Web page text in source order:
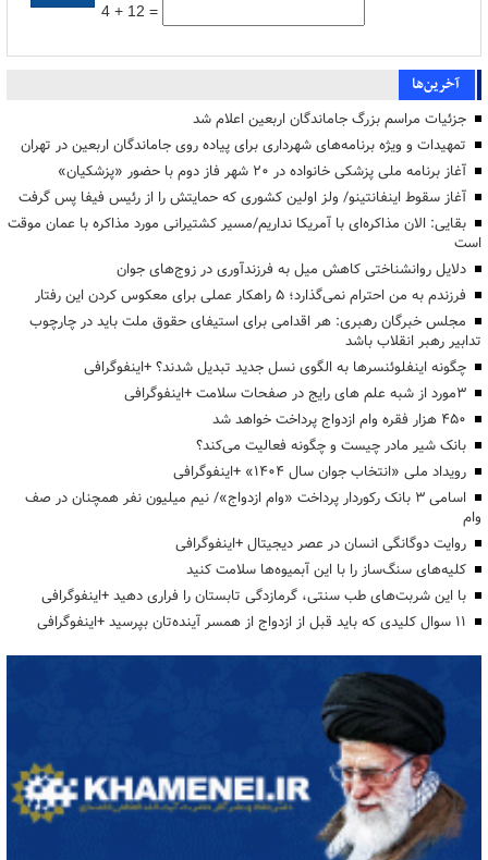
4 + 12 =
آخرین‌ها
جزئیات مراسم بزرگ جاماندگان اربعین اعلام شد
تمهیدات و ویژه برنامه‌های شهرداری برای پیاده روی جاماندگان اربعین در تهران
آغاز برنامه ملی پزشکی خانواده در ۲۰ شهر فاز دوم با حضور «پزشکیان»
آغاز سقوط اینفانتینو/ ولز اولین کشوری که حمایتش را از رئیس فیفا پس گرفت
بقایی: الان مذاکره‌ای با آمریکا نداریم/مسیر کشتیرانی مورد مذاکره با عمان موقت
است
دلایل روانشناختی کاهش میل به فرزندآوری در زوج‌های جوان
فرزندم به من احترام نمی‌گذارد؛ ۵ راهکار عملی برای معکوس کردن این رفتار
مجلس خبرگان رهبری: هر اقدامی برای استیفای حقوق ملت باید در چارچوب
تدابیر رهبر انقلاب باشد
چگونه اینفلوئنسرها به الگوی نسل جدید تبدیل شدند؟ +اینفوگرافی
3مورد از شبه علم های رایج در صفحات سلامت +اینفوگرافی
۴۵۰ هزار فقره وام ازدواج پرداخت خواهد شد
بانک شیر مادر چیست و چگونه فعالیت می‌کند؟
رویداد ملی «انتخاب جوان سال ۱۴۰۴» +اینفوگرافی
اسامی ۳ بانک رکوردار پرداخت «وام ازدواج»/ نیم میلیون نفر همچنان در صف
وام
روایت دوگانگی انسان در عصر دیجیتال +اینفوگرافی
کلیه‌های سنگ‌ساز را با این آبمیوه‌ها سلامت کنید
با این شربت‌های طب سنتی، گرمازدگی تابستان را فراری دهید +اینفوگرافی
۱۱ سوال کلیدی که باید قبل از ازدواج از همسر آینده‌تان بپرسید +اینفوگرافی